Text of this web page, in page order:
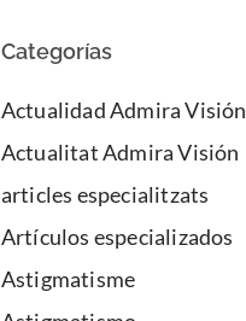
Categorías
Actualidad Admira Visión
Actualitat Admira Visión
articles especialitzats
Artículos especializados
Astigmatisme